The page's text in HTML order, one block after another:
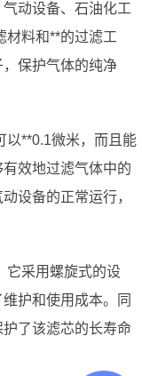
动设备、石油化工
材料和**的过滤工
保护气体的纯净
以**0.1微米，而且能
效地过滤气体中的
设备的正常运行，
它采用螺旋式的设
护和使用成本。同
了该滤芯的长寿命